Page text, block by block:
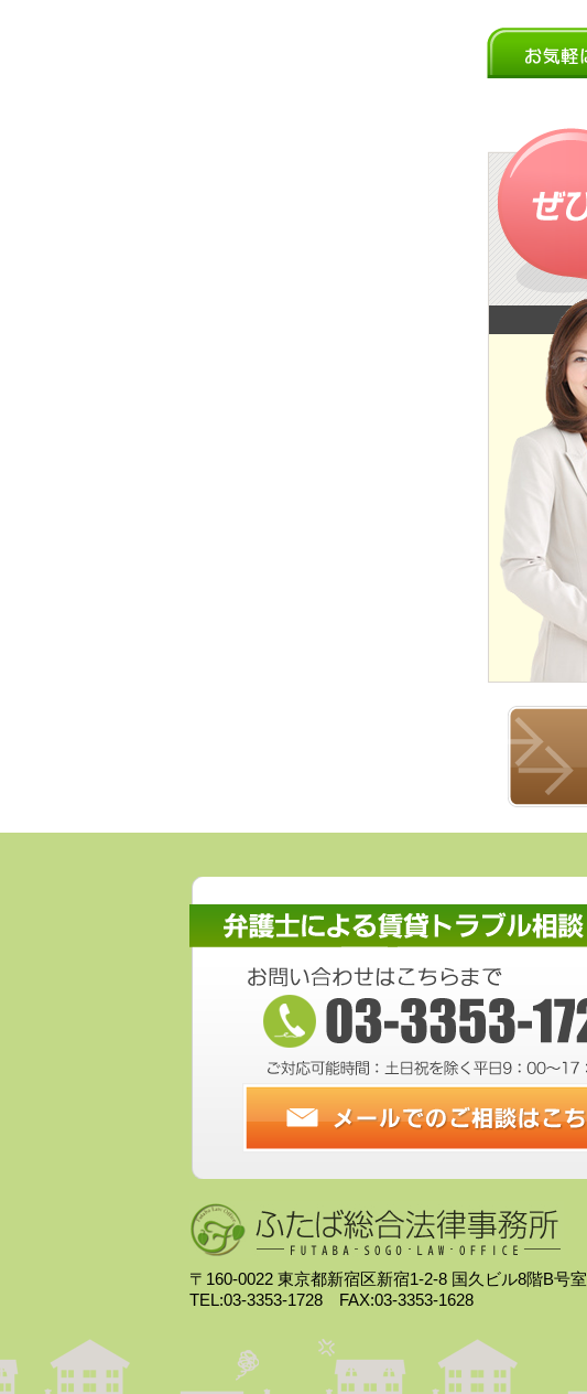
〒160-0022 東京都新宿区新宿1-2-8 国久ビル8階B号室
TEL:03-3353-1728 FAX:03-3353-1628